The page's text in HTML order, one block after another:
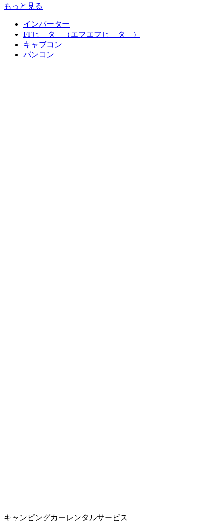
もっと見る
インバーター
FFヒーター（エフエフヒーター）
キャブコン
バンコン
キャンピングカーレンタルサービス